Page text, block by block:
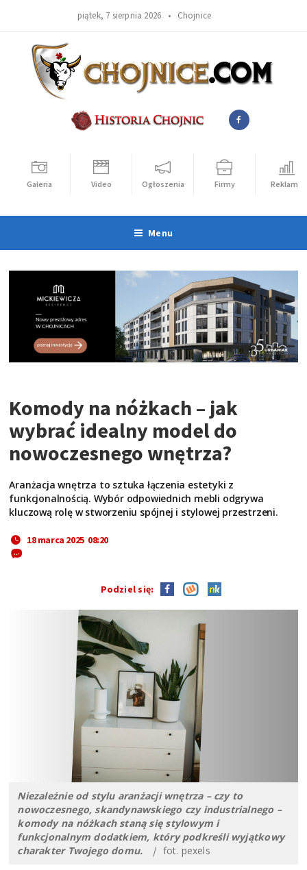
piątek, 7 sierpnia 2026 • Chojnice
Galeria Video Ogłoszenia Firmy Reklama
Menu
Komody na nóżkach – jak
wybrać idealny model do
nowoczesnego wnętrza?
Aranżacja wnętrza to sztuka łączenia estetyki z
funkcjonalnością. Wybór odpowiednich mebli odgrywa
kluczową rolę w stworzeniu spójnej i stylowej przestrzeni.
18 marca 2025 08:20
Podziel się:
Niezależnie od stylu aranżacji wnętrza – czy to
nowoczesnego, skandynawskiego czy industrialnego –
komody na nóżkach staną się stylowym i
funkcjonalnym dodatkiem, który podkreśli wyjątkowy
charakter Twojego domu. | fot. pexels